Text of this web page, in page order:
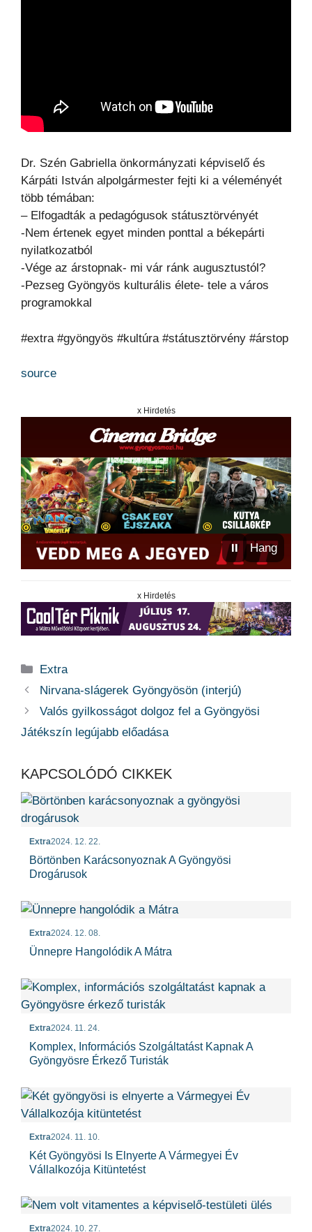
Dr. Szén Gabriella önkormányzati képviselő és
Kárpáti István alpolgármester fejti ki a véleményét
több témában:
– Elfogadták a pedagógusok státusztörvényét
-Nem értenek egyet minden ponttal a békepárti
nyilatkozatból
-Vége az árstopnak- mi vár ránk augusztustól?
-Pezseg Gyöngyös kulturális élete- tele a város
programokkal
#extra #gyöngyös #kultúra #státusztörvény #árstop
source
x Hirdetés
⏸ Hang
x Hirdetés
Kategória
Extra
Nirvana-slágerek Gyöngyösön (interjú)
Valós gyilkosságot dolgoz fel a Gyöngyösi
Játékszín legújabb előadása
KAPCSOLÓDÓ CIKKEK
Extra2024. 12. 22.
Börtönben Karácsonyoznak A Gyöngyösi
Drogárusok
Extra2024. 12. 08.
Ünnepre Hangolódik A Mátra
Extra2024. 11. 24.
Komplex, Információs Szolgáltatást Kapnak A
Gyöngyösre Érkező Turisták
Extra2024. 11. 10.
Két Gyöngyösi Is Elnyerte A Vármegyei Év
Vállalkozója Kitüntetést
Extra2024. 10. 27.